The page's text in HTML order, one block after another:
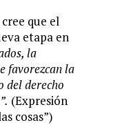
que el
etapa en
la
favorezcan la
del derecho
(Expresión
cosas”)